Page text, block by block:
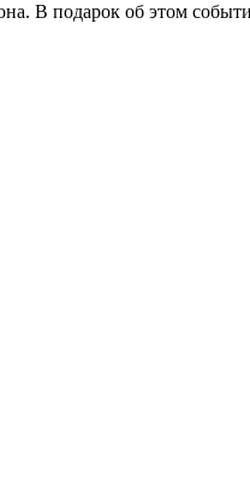
В подарок об этом